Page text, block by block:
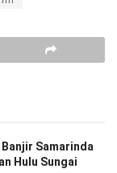
Samarinda
Hulu Sungai